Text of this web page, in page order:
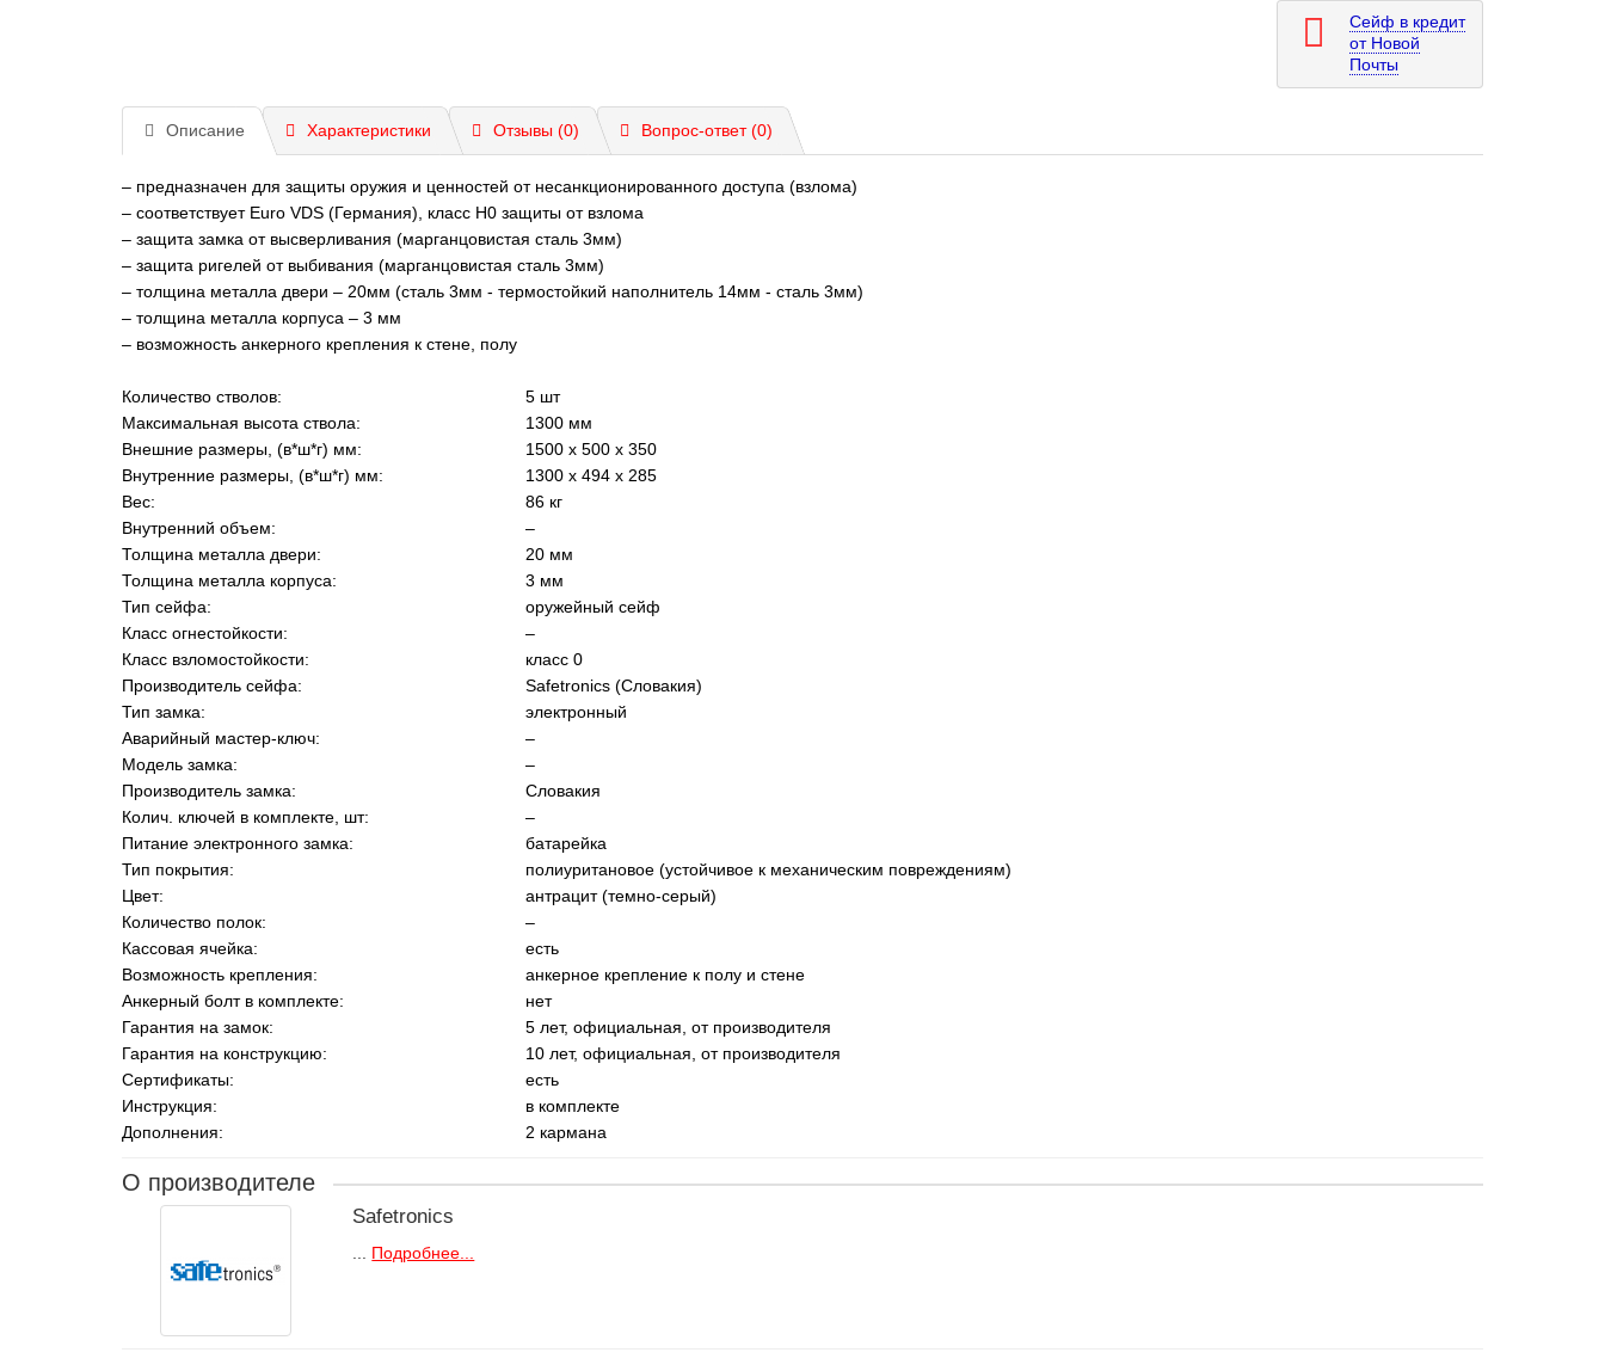
Сейф в кредит
от Новой
Почты
Описание Характеристики Отзывы (0) Вопрос-ответ(0)
– предназначен для защиты оружия и ценностей от несанкционированного доступа (взлома)
– соответствует Euro VDS (Германия), класс Н0 защиты от взлома
– защита замка от высверливания (марганцовистая сталь 3мм)
– защита ригелей от выбивания (марганцовистая сталь 3мм)
– толщина металла двери – 20мм (сталь 3мм - термостойкий наполнитель 14мм - сталь 3мм)
– толщина металла корпуса – 3 мм
– возможность анкерного крепления к стене, полу
Количество стволов:
5 шт
Максимальная высота ствола:
1300 мм
Внешние размеры, (в*ш*г) мм:
1500 x 500 x 350
Внутренние размеры, (в*ш*г) мм:
1300 x 494 x 285
Вес:
86 кг
Внутренний объем:
–
Толщина металла двери:
20 мм
Толщина металла корпуса:
3 мм
Тип сейфа:
оружейный сейф
Класс огнестойкости:
–
Класс взломостойкости:
класс 0
Производитель сейфа:
Safetronics (Словакия)
Тип замка:
электронный
Аварийный мастер-ключ:
–
Модель замка:
–
Производитель замка:
Словакия
Колич. ключей в комплекте, шт:
–
Питание электронного замка:
батарейка
Тип покрытия:
полиуритановое (устойчивое к механическим повреждениям)
Цвет:
антрацит (темно-серый)
Количество полок:
–
Кассовая ячейка:
есть
Возможность крепления:
анкерное крепление к полу и стене
Анкерный болт в комплекте:
нет
Гарантия на замок:
5 лет, официальная, от производителя
Гарантия на конструкцию:
10 лет, официальная, от производителя
Сертификаты:
есть
Инструкция:
в комплекте
Дополнения:
2 кармана
О производителе
Safetronics
Подробнее...